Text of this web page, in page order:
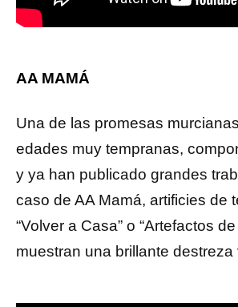
AA MAMÁ
Una de las promesas
edades muy tempranas,
y ya han publicado grandes
caso de AA Mamá, artificies de
“Volver a Casa” o “Artefactos
muestran una brillante destreza